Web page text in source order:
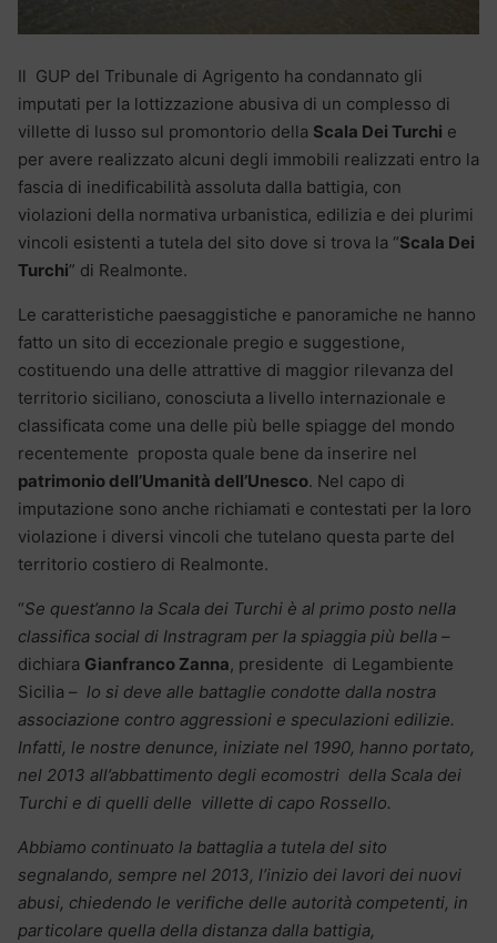
Il GUP del Tribunale di Agrigento ha condannato gli
imputati per la lottizzazione abusiva di un complesso di
villette di lusso sul promontorio della Scala Dei Turchi e
per avere realizzato alcuni degli immobili realizzati entro la
fascia di inedificabilità assoluta dalla battigia, con
violazioni della normativa urbanistica, edilizia e dei plurimi
vincoli esistenti a tutela del sito dove si trova la “Scala Dei
Turchi” di Realmonte.
Le caratteristiche paesaggistiche e panoramiche ne hanno
fatto un sito di eccezionale pregio e suggestione,
costituendo una delle attrattive di maggior rilevanza del
territorio siciliano, conosciuta a livello internazionale e
classificata come una delle più belle spiagge del mondo
recentemente proposta quale bene da inserire nel
patrimonio dell’Umanità dell’Unesco. Nel capo di
imputazione sono anche richiamati e contestati per la loro
violazione i diversi vincoli che tutelano questa parte del
territorio costiero di Realmonte.
“Se quest’anno la Scala dei Turchi è al primo posto nella
classifica social di Instragram per la spiaggia più bella –
dichiara Gianfranco Zanna, presidente di Legambiente
Sicilia – lo si deve alle battaglie condotte dalla nostra
associazione contro aggressioni e speculazioni edilizie.
Infatti, le nostre denunce, iniziate nel 1990, hanno portato,
nel 2013 all’abbattimento degli ecomostri della Scala dei
Turchi e di quelli delle villette di capo Rossello.
Abbiamo continuato la battaglia a tutela del sito
segnalando, sempre nel 2013, l’inizio dei lavori dei nuovi
abusi, chiedendo le verifiche delle autorità competenti, in
particolare quella della distanza dalla battigia,